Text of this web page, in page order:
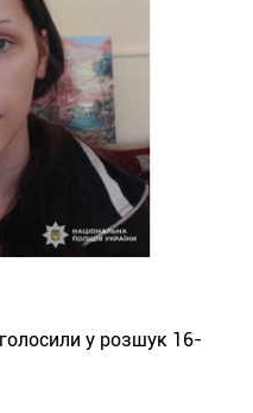
у розшук 16-